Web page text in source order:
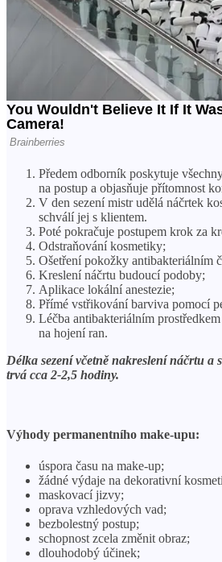
Předem odborník poskytuje
na postup a objasňuje přítomnost
V den sezení mistr udělá náčrtek
schválí jej s klientem.
Poté pokračuje postupem krok za
Odstraňování kosmetiky;
Ošetření pokožky antibakteriálním
Kreslení náčrtu budoucí podoby;
Aplikace lokální anestezie;
Přímé vstřikování barviva pomocí
Léčba antibakteriálním
na hojení ran.
Délka sezení včetně nakreslení náčrtu a
trvá cca 2-2,5 hodiny.
Výhody permanentního make-upu:
úspora času na make-up;
žádné výdaje na dekorativní
maskovací jizvy;
oprava vzhledových vad;
bezbolestný postup;
schopnost zcela změnit obraz;
dlouhodobý účinek;